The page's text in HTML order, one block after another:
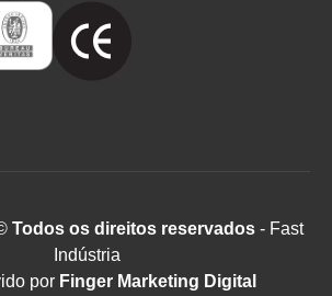
Todos os direitos reservados- Fast
Indústria
por Finger Marketing Digital